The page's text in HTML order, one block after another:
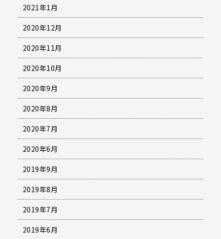
2021年1月
2020年12月
2020年11月
2020年10月
2020年9月
2020年8月
2020年7月
2020年6月
2019年9月
2019年8月
2019年7月
2019年6月